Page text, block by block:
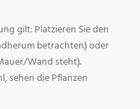
gilt: Platzieren Sie den
betrachten) oder
Wand steht).
sehen die Pflanzen